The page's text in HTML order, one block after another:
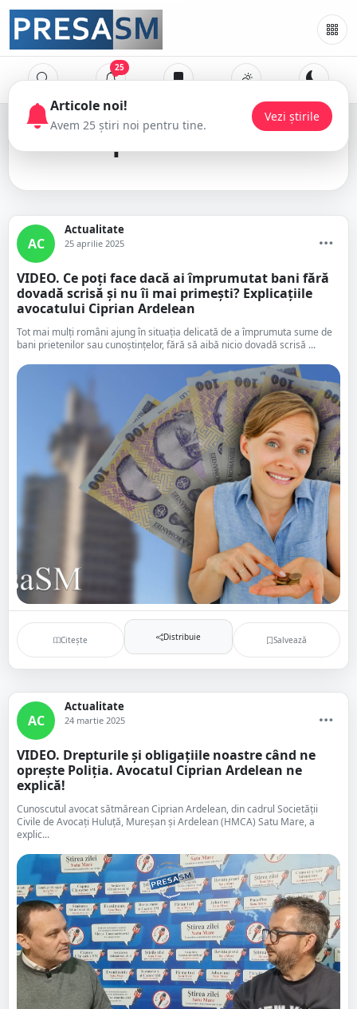
25
Ciprian Ardelean
AC
Actualitate
25 aprilie 2025
VIDEO. Ce poți face dacă ai împrumutat bani fără
dovadă scrisă și nu îi mai primești? Explicațiile
avocatului Ciprian Ardelean
Tot mai mulți români ajung în situația delicată de a împrumuta sume de
bani prietenilor sau cunoștințelor, fără să aibă nicio dovadă scrisă ...
Citește Distribuie Salvează
AC
Actualitate
24 martie 2025
VIDEO. Drepturile și obligațiile noastre când ne
oprește Poliția. Avocatul Ciprian Ardelean ne
explică!
Cunoscutul avocat sătmărean Ciprian Ardelean, din cadrul Societății
Civile de Avocați Huluță, Mureșan și Ardelean (HMCA) Satu Mare, a
explic...